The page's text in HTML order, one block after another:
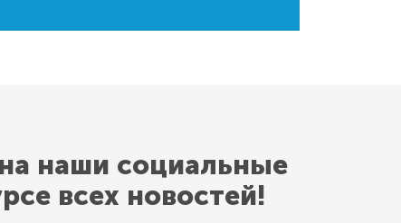
наши социальные
всех новостей!